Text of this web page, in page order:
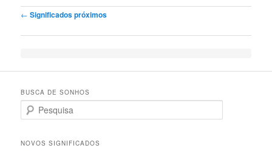
Post navigation
← Significados próximos
BUSCA DE SONHOS
Search
NOVOS SIGNIFICADOS